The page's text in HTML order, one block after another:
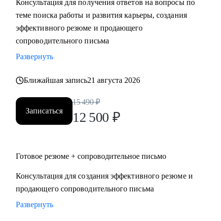
• Поддержу в успешном старте карьеры или после
перерыва в работе
• HoReCa
• В2В / В2С / B2G торговля, в том числе e-commerce
(обслуживание, эксплуатация, продажи), закупки/тендеры
• эксплуатации недвижимости и АХО
• образование
• услуги в beauty-индустрии
Консультация для получения ответов на вопросы по
теме поиска работы и развития карьеры, создания
эффективного резюме и продающего
сопроводительного письма
Развернуть
Ближайшая запись21 августа 2026
Записаться
15 490 ₽
12 500 ₽
Готовое резюме + сопроводительное письмо
Консультация для создания эффективного резюме и
продающего сопроводительного письма
Развернуть